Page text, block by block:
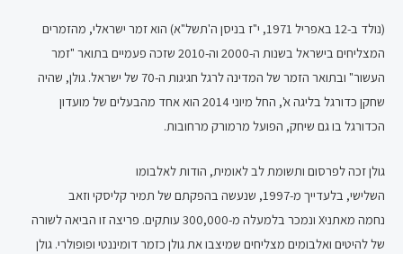
(נולד ב-12 באפריל 1971, י"ז בניסן ה'תשל"א) הוא זמר ישראלי, מהזמרים
המצליחים בישראל בשנות ה-2000 וה-2010 שזכה פעמיים בתואר "זמר
העשור" ובתואר הזמר של המדינה לרגל חגיגות ה-70 של ישראל. גולן, שהיה
שחקן כדורגל בליגה א', החל מיוני 2014 הוא אחד מהבעלים של מועדון
הכדורגל בו גם שיחק, הפועל מרמורק מרחובות.
גולן זכה לפרסום ותשומת לב לאומית, הודות לאלבומו
השלישי, בלעדייך מ-1997, שנעשה בהפקתם של תמיר קליסקי וזאב
נחמה מאתניX ונמכר בלמעלה מ-300,000 עותקים. פריצה זו הביאה לשורה
של להיטים ואלבומים מצליחים שמיצבו את גולן כזמר דומיננטי ופופולרי. גולן